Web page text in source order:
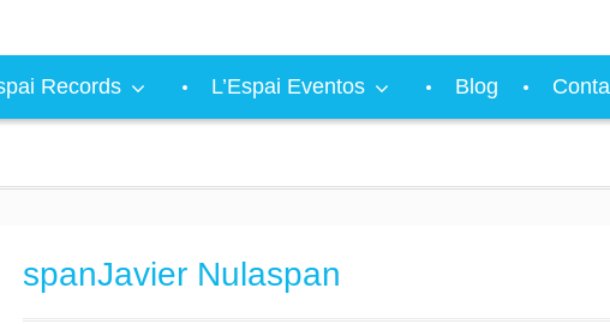
Records L’Espai Eventos Blog
spanJavier Nulaspan